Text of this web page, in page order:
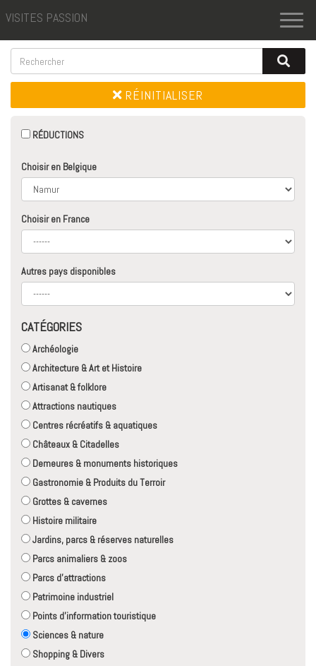
VISITES PASSION
RÉINITIALISER
RÉDUCTIONS
Choisir en Belgique
Choisir en France
Autres pays disponibles
CATÉGORIES
Archéologie
Architecture & Art et Histoire
Artisanat & folklore
Attractions nautiques
Centres récréatifs & aquatiques
Châteaux & Citadelles
Demeures & monuments historiques
Gastronomie & Produits du Terroir
Grottes & cavernes
Histoire militaire
Jardins, parcs & réserves naturelles
Parcs animaliers & zoos
Parcs d'attractions
Patrimoine industriel
Points d'information touristique
Sciences & nature
Shopping & Divers